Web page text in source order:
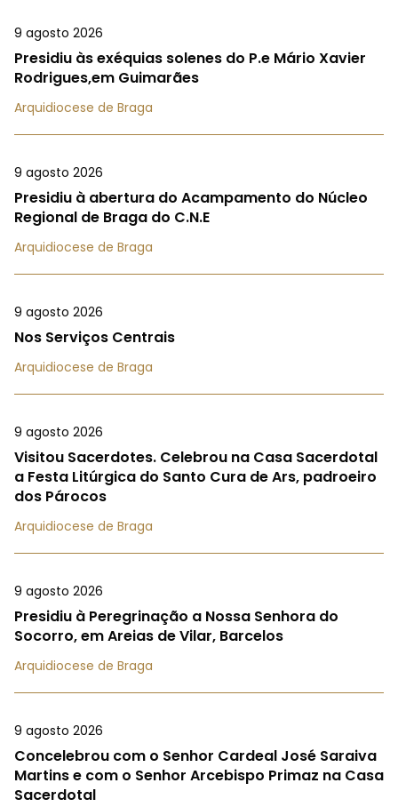
9 agosto 2026
Presidiu às exéquias solenes do P.e Mário Xavier
Rodrigues,em Guimarães
Arquidiocese de Braga
9 agosto 2026
Presidiu à abertura do Acampamento do Núcleo
Regional de Braga do C.N.E
Arquidiocese de Braga
9 agosto 2026
Nos Serviços Centrais
Arquidiocese de Braga
9 agosto 2026
Visitou Sacerdotes. Celebrou na Casa Sacerdotal
a Festa Litúrgica do Santo Cura de Ars, padroeiro
dos Párocos
Arquidiocese de Braga
9 agosto 2026
Presidiu à Peregrinação a Nossa Senhora do
Socorro, em Areias de Vilar, Barcelos
Arquidiocese de Braga
9 agosto 2026
Concelebrou com o Senhor Cardeal José Saraiva
Martins e com o Senhor Arcebispo Primaz na Casa
Sacerdotal